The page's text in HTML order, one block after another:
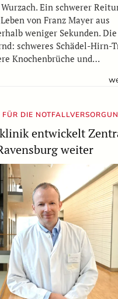
Ein schwerer
von Franz Mayer aus
weniger Sekunden.
schweres Schädel-Hirn-
Knochenbrüche und…
DIE
entwickelt
weiter